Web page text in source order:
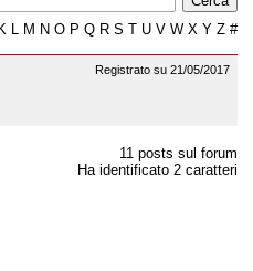
K L M N O P Q R S T U V W X Y Z #
Registrato su 21/05/2017
11 posts sul forum
Ha identificato 2 caratteri